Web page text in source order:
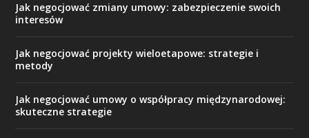
Jak negocjować zmiany umowy: zabezpieczenie swoich
interesów
Jak negocjować projekty wieloetapowe: strategie i
metody
Jak negocjować umowy o współpracy międzynarodowej:
skuteczne strategie